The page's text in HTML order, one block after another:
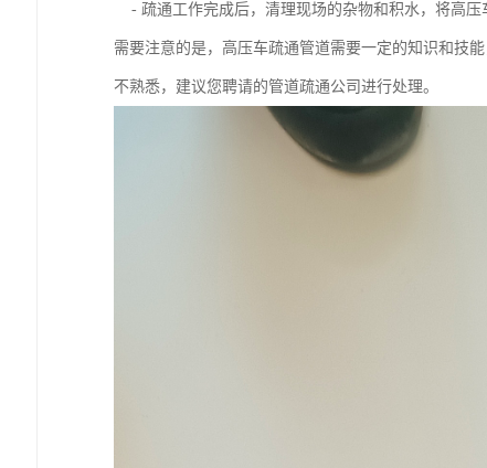
- 疏通工作完成后，清理现场的杂物和积水，将高压
需要注意的是，高压车疏通管道需要一定的知识和技
不熟悉，建议您聘请的管道疏通公司进行处理。